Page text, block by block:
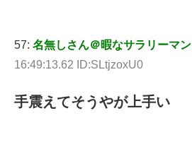
57: 名無しさん＠暇なサラリーマン
16:49:13.62 ID:SLtjzoxU0
手震えてそうやが上手い